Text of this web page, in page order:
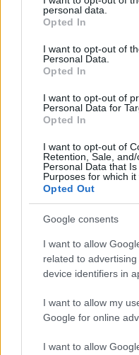
grant or deny consent to
use your data for below
consent section.
personal data.
Opted In
I want to opt-out of
Personal Data.
Opted In
I want to opt-out of
Personal Data for
Opted In
I want to opt-out of
Retention, Sale,
Personal Data that
Purposes for which it
Opted Out
Google consents
I want to allow
related to
device identifiers in
I want to allow my
Google for online
I want to allow
par celui-ci].
En décembre 2022,
Elisabeth Borne, a
but de « remplacer la
Toutefois, une
du Parlement que les
sort sont une forme de
complète la
clarification du système
participation des députés.